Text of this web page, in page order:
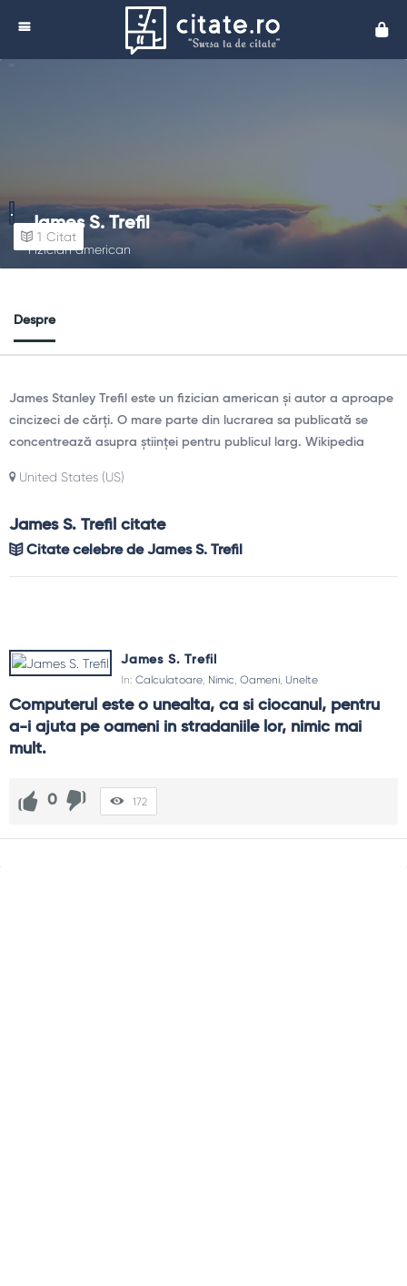
James S. Trefil
Fizician american
1 Citat
Despre
James Stanley Trefil este un fizician american și autor a aproape
cincizeci de cărți. O mare parte din lucrarea sa publicată se
concentrează asupra științei pentru publicul larg. Wikipedia
United States (US)
James S. Trefil citate
Citate celebre de James S. Trefil
James S. Trefil
In: Calculatoare, Nimic, Oameni, Unelte
Computerul este o unealta, ca si ciocanul, pentru
a-i ajuta pe oameni in stradaniile lor, nimic mai
mult.
0 172